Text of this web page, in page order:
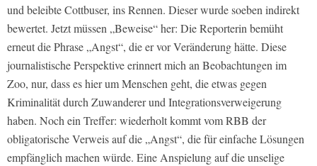
und beleibte Cottbuser, ins Rennen. Dieser wurde soeben indirekt
bewertet. Jetzt müssen „Beweise“ her: Die Reporterin bemüht
erneut die Phrase „Angst“, die er vor Veränderung hätte. Diese
journalistische Perspektive erinnert mich an Beobachtungen im
Zoo, nur, dass es hier um Menschen geht, die etwas gegen
Kriminalität durch Zuwanderer und Integrationsverweigerung
haben. Noch ein Treffer: wiederholt kommt vom RBB der
obligatorische Verweis auf die „Angst“, die für einfache Lösungen
empfänglich machen würde. Eine Anspielung auf die unselige